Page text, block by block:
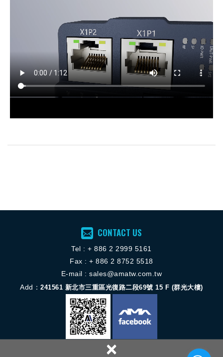
×
CONTACT US
Tel : + 886 2 2999 5161
Fax : + 886 2 8752 5518
E-mail :sales@amatw.com.tw
Add：241561 新北市三重區光復路二段69號 15 F (群光大樓)